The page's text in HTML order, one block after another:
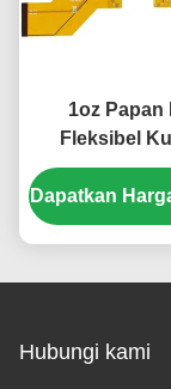
1oz Papan
Fleksibel
Silkscreen
Immersion
Dapatkan
Hubungi kami